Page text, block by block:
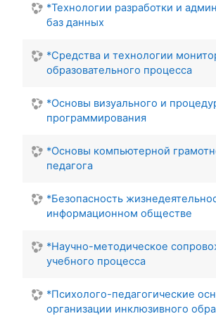
*Технологии разработки и
баз данных
*Средства и технологии
образовательного процесса
*Основы визуального и
программирования
*Основы компьютерной
педагога
*Безопасность
информационном обществе
*Научно-методическое
учебного процесса
*Психолого-педагогические
организации инклюзивного